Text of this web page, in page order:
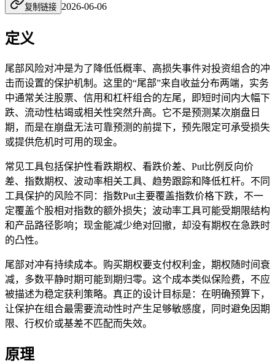
复制链接 2026-06-06
定义
尾部风险对冲是为了降低低概率、高损失事件对投资组合的冲
击而设置的保护机制。这里的“尾部”来自收益分布两端，实务
中通常关注股票、信用和杠杆组合的左尾，即短时间内大幅下
跌、流动性枯竭或相关性突然升高。它不是预测某次崩盘日
期，而是在崩盘无法可靠预测的前提下，预先限定可承受损失
或提供危机时可用的现金。
常见工具包括保护性看跌期权、看跌价差、Put比例反向价
差、指数期权、波动率相关工具、趋势跟踪和降低杠杆。不同
工具保护的风险不同：指数Put主要覆盖指数价格下跌，不一
定覆盖个股相对指数的额外损失；波动率工具可能受期限结构
和产品路径影响；现金能减少绝对回撤，却没有期权在急跌时
的凸性。
尾部对冲有持续成本。购买期权要支付权利金，期权随时间衰
减，多数平静时期可能到期归零。这个成本类似保险费，不应
被描述为稳定获利策略。真正的设计目标是：在明确预算下，
让保护在组合最需要流动性时产生足够敏感度，同时避免因期
限、行权价或基差不匹配而失效。
原理